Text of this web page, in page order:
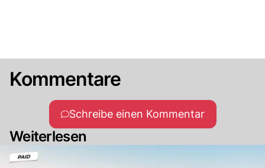
Kommentare
Schreibe einen Kommentar
Weiterlesen